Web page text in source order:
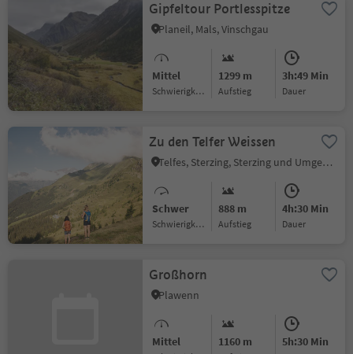
Gipfeltour Portlesspitze
Planeil, Mals, Vinschgau
Mittel
Schwierigkeitsgrad
1299 m
Aufstieg
3h:49 Min
Dauer
Zu den Telfer Weissen
Telfes, Sterzing, Sterzing und Umgebung
Schwer
Schwierigkeitsgrad
888 m
Aufstieg
4h:30 Min
Dauer
Großhorn
Plawenn
Mittel 1160 m 5h:30 Min